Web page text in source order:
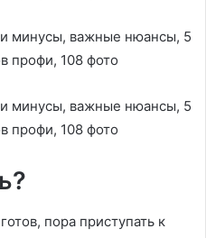
пора приступать к